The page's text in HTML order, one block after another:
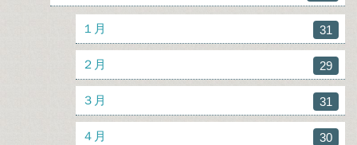
１月 31
２月 29
３月 31
４月 30